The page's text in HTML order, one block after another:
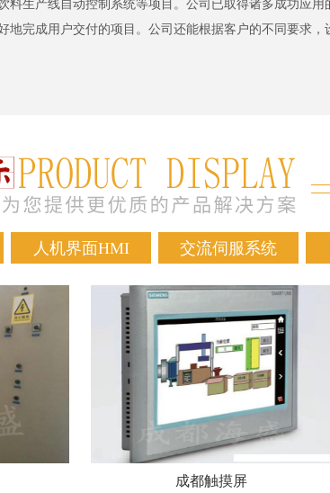
料生产线自动控制系统等项目。公司已取得诸多成功应
地完成用户交付的项目。公司还能根据客户的不同要求
人机界面HMI 交流伺服系统
成都触摸屏